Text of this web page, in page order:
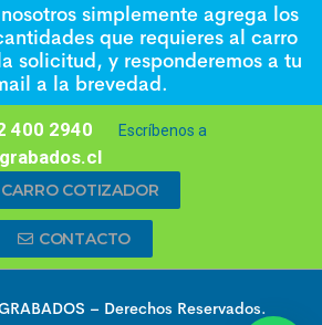
simplemente agrega los
que requieres al carro
solicitud, y responderemos a tu
a la brevedad.
400 2940 Escríbenos a
CARRO COTIZADOR
CONTACTO
– Derechos Reservados.